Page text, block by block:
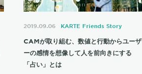
2019.09.06 KARTE Friends Story
CAMが取り組む、数値と行動からユーザ
ーの感情を想像して人を前向きにする
「占い」とは